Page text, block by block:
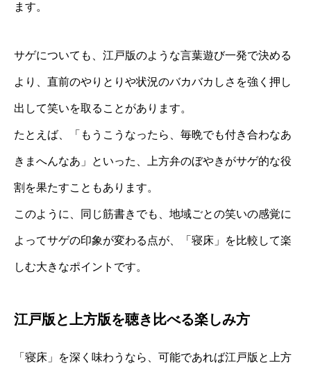
ます。
サゲについても、江戸版のような言葉遊び一発で決める
より、直前のやりとりや状況のバカバカしさを強く押し
出して笑いを取ることがあります。
たとえば、「もうこうなったら、毎晩でも付き合わなあ
きまへんなあ」といった、上方弁のぼやきがサゲ的な役
割を果たすこともあります。
このように、同じ筋書きでも、地域ごとの笑いの感覚に
よってサゲの印象が変わる点が、「寝床」を比較して楽
しむ大きなポイントです。
江戸版と上方版を聴き比べる楽しみ方
「寝床」を深く味わうなら、可能であれば江戸版と上方